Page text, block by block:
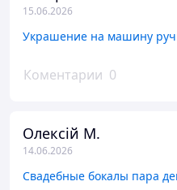
15.06.2026
Коментарии 0
Олексій М.
14.06.2026